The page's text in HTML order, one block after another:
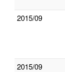
2015/09
2015/09